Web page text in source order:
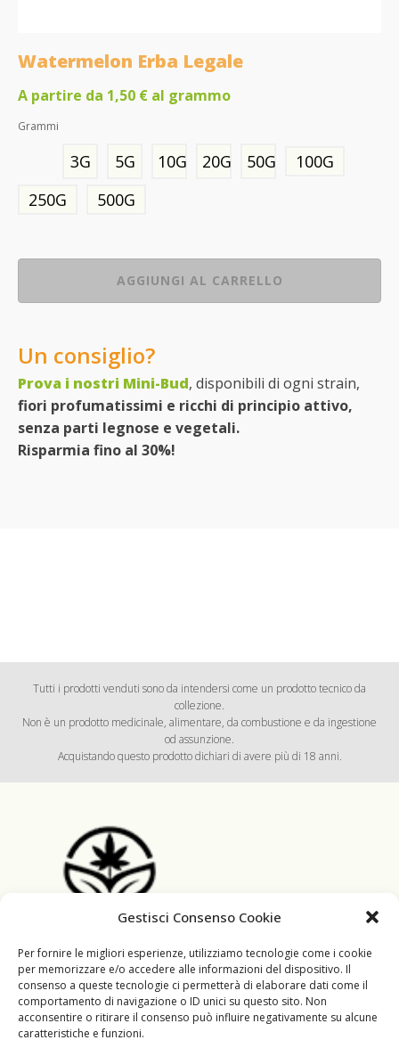
Gestisci Consenso Cookie
Per fornire le migliori esperienze, utilizziamo tecnologie come i cookie
per memorizzare e/o accedere alle informazioni del dispositivo. Il
consenso a queste tecnologie ci permetterà di elaborare dati come il
comportamento di navigazione o ID unici su questo sito. Non
acconsentire o ritirare il consenso può influire negativamente su alcune
caratteristiche e funzioni.
Watermelon Erba Legale
A partire da 1,50 € al grammo
Grammi
3G 5G 10G 20G 50G
100G
250G
500G
AGGIUNGI AL CARRELLO
Un consiglio?
Prova i nostri Mini-Bud, disponibili di ogni strain,
fiori profumatissimi e ricchi di principio attivo,
senza parti legnose e vegetali.
Risparmia fino al 30%!
Tutti i prodotti venduti sono da intendersi come un prodotto tecnico da
collezione.
Non è un prodotto medicinale, alimentare, da combustione e da ingestione
od assunzione.
Acquistando questo prodotto dichiari di avere più di 18 anni.
SIDA Farm è qualità, eccellenza e passione.
Controlliamo tutto il procedimento di filiera di ogni singolo fiore,
dalla messa in campo fino ad arrivare alla vendita. La cura